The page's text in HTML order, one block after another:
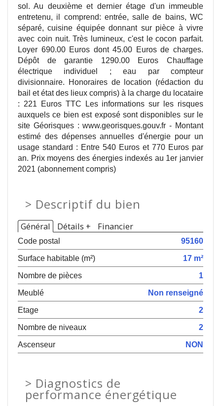
sol. Au deuxième et dernier étage d'un immeuble
entretenu, il comprend: entrée, salle de bains, WC
séparé, cuisine équipée donnant sur pièce à vivre
avec coin nuit. Très lumineux, c'est le cocon parfait.
Loyer 690.00 Euros dont 45.00 Euros de charges.
Dépôt de garantie 1290.00 Euros Chauffage
électrique individuel ; eau par compteur
divisionnaire. Honoraires de location (rédaction du
bail et état des lieux compris) à la charge du locataire
: 221 Euros TTC Les informations sur les risques
auxquels ce bien est exposé sont disponibles sur le
site Géorisques : www.georisques.gouv.fr - Montant
estimé des dépenses annuelles d'énergie pour un
usage standard : Entre 540 Euros et 770 Euros par
an. Prix moyens des énergies indexés au 1er janvier
2021 (abonnement compris)
> Descriptif du bien
Général Détails + Financier
Code postal
95160
Surface habitable (m²)
17 m²
Nombre de pièces
1
Meublé
Non renseigné
Etage
2
Nombre de niveaux
2
Ascenseur
NON
> Diagnostics de
performance énergétique